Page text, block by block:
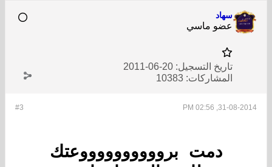
سهاد
عضو ماسي
تاريخ التسجيل: 20-06-2011
المشاركات: 10383
#3 31-08-2014, 02:56 PM
دمت برووووووووووعتك